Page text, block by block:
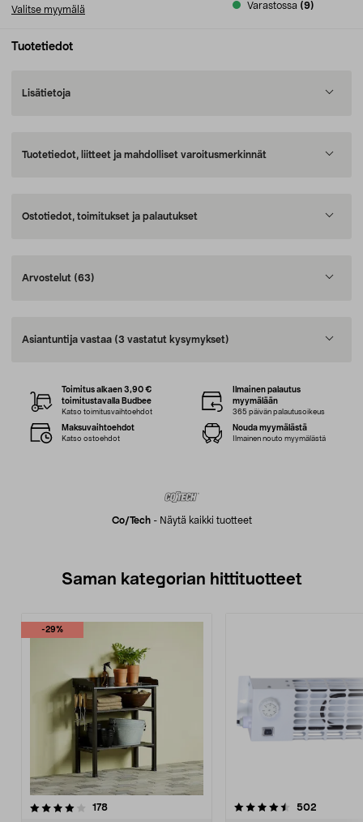
Valitse myymälä Varastossa (9)
Tuotetiedot
Lisätietoja
Tuotetiedot, liitteet ja mahdolliset varoitusmerkinnät
Ostotiedot, toimitukset ja palautukset
Arvostelut (63)
Asiantuntija vastaa (3 vastatut kysymykset)
Co/tech- Näytä kaikki tuotteet
Toimitus alkaen 3,90 €
toimitustavalla Budbee
Katso toimitusvaihtoehdot
Ilmainen palautus
myymälään
365 päivän palautusoikeus
Maksuvaihtoehdot
Katso ostoehdot
Nouda myymälästä
Ilmainen nouto myymälästä
Saman kategorian hittituotteet
-29%
178arvostelut
4.5 viidestä
502
5.0 viidestä